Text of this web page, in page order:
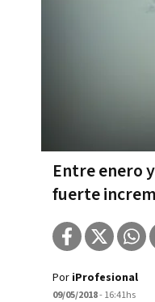
Entre enero
fuerte
Por iProfesional
09/05/2018- 16:41hs